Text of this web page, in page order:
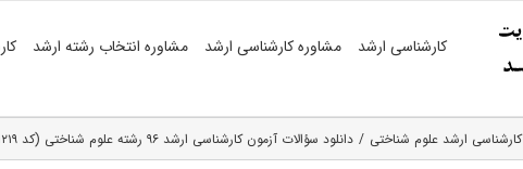
کارشناسی ارشد مشاوره کارشناسی ارشد مشاوره انتخاب رشته ارشد
کارشناسی ارشد علوم شناختی دانلود سؤالات آزمون کارشناسی ارشد ۹۶ رشته علوم شناختی (کد ۱۲۱۹)